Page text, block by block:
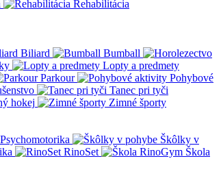
Rehabilitácia
Biliard
Bumball
Lopty a predmety
Parkour
Pohybové
Tanec pri tyči
hokej
Zimné športy
Psychomotorika
Škôlky v
RinoSet
Škola